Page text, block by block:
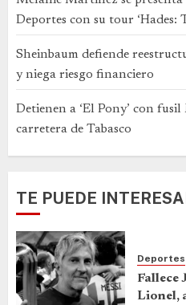
Deportes con su tour ‘Hades:
Sheinbaum defiende
y niega riesgo financiero
Detienen a ‘El Pony’ con
carretera de Tabasco
TE PUEDE
Deportes
Fallece
Lionel,